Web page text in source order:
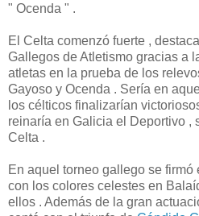
" Ocenda " .
El Celta comenzó fuerte ,
Gallegos de Atletismo gracias a
atletas en la prueba de los
Gayoso y Ocenda . Sería en
los célticos finalizarían
reinaría en Galicia el Deportivo ,
Celta .
En aquel torneo gallego se
con los colores celestes en
ellos . Además de la gran